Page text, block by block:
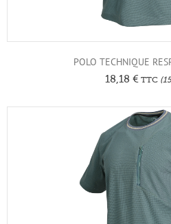
POLO TECHNIQUE
18,18 €TTC(